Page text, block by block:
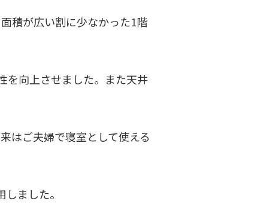
積が広い割に少なかった1階
を向上させました。また天井
はご夫婦で寝室として使える
ました。